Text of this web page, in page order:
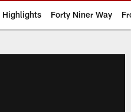
Highlights Forty Niner Way